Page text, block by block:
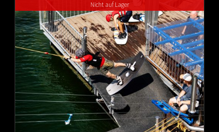
Nicht auf Lager